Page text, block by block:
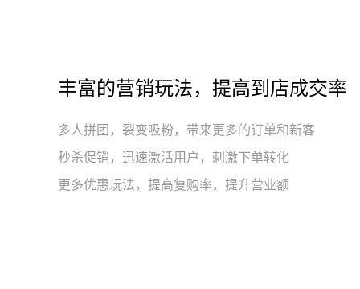
丰富的营销玩法，提高到店成交率
多人拼团，裂变吸粉，带来更多的订单和新客
秒杀促销，迅速激活用户，刺激下单转化
更多优惠玩法，提高复购率，提升营业额